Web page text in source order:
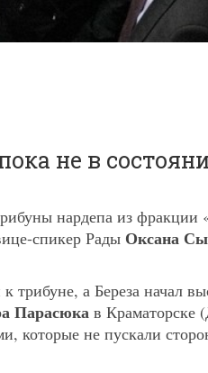
не в
нардепа из фракции
спикер Рады Оксана
а Береза начал
Парасюка в Краматорске
которые не пускали